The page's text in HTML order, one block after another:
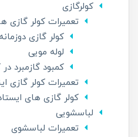
کولرگازی
تعمیرات کولر گازی
کولر گازی دوزمانه
لوله مویی
کمبود گازمبرد
تعمیرات کولر گازی
کولر گازی های
لباسشویی
تعمیرات لباسشوی